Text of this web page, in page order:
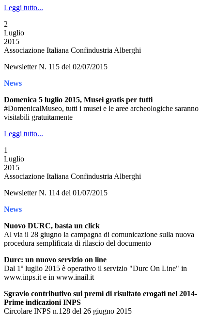
Leggi tutto...
2
Luglio
2015
Associazione Italiana Confindustria Alberghi
Newsletter N. 115 del 02/07/2015
News
Domenica 5 luglio 2015, Musei gratis per tutti
#DomenicalMuseo, tutti i musei e le aree archeologiche saranno
visitabili gratuitamente
Leggi tutto...
1
Luglio
2015
Associazione Italiana Confindustria Alberghi
Newsletter N. 114 del 01/07/2015
News
Nuovo DURC, basta un click
Al via il 28 giugno la campagna di comunicazione sulla nuova
procedura semplificata di rilascio del documento
Durc: un nuovo servizio on line
Dal 1º luglio 2015 è operativo il servizio "Durc On Line" in
www.inps.it e in www.inail.it
Sgravio contributivo sui premi di risultato erogati nel 2014-
Prime indicazioni INPS
Circolare INPS n.128 del 26 giugno 2015